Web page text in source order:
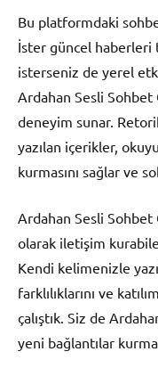
Bu platformdaki
İster güncel haberleri
isterseniz de yerel
Ardahan Sesli Sohbet
deneyim sunar.
yazılan içerikler,
kurmasını sağlar ve
Ardahan Sesli Sohbet
olarak iletişim
Kendi kelimenizle
farklılıklarını ve
çalıştık. Siz de
yeni bağlantılar